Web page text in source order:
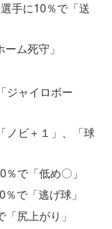
手に10％で「送
ム死守」
ジャイロボー
ノビ＋１」、「球
で「低め〇」
で「逃げ球」
尻上がり」